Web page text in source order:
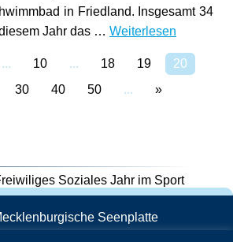
in Friedland. Insgesamt 34
Jahr das … Weiterlesen
... 10 ... 18 19
20
30 40 50 ...
»
Seenplatte